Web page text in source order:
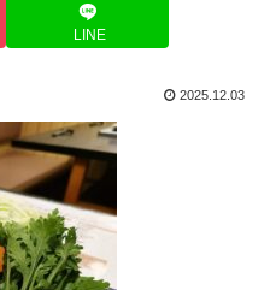
LINE
2025.12.03